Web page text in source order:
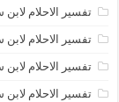
تفسير الاحلام
تفسير الاحلام
تفسير الاحلام
تفسير الاحلام